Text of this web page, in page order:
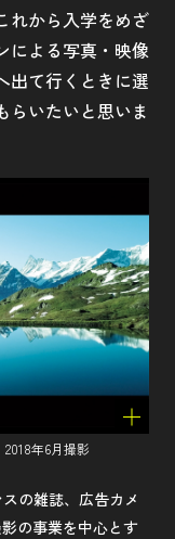
れから入学をめざ
による写真・映像
出て行くときに選
らいたいと思いま
年6月撮影
の雑誌、広告カメ
の事業を中心とす